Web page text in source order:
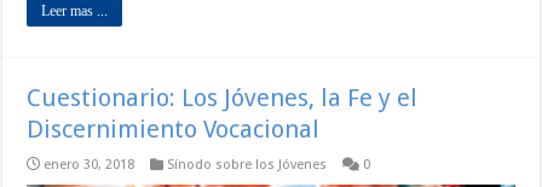
Leer mas ...
Cuestionario: Los Jóvenes, la Fe y el
Discernimiento Vocacional
enero 30, 2018 Sínodo sobre los Jóvenes 0